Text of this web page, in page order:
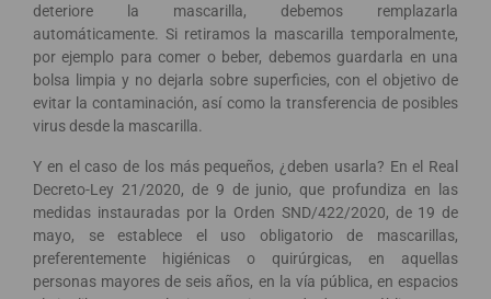
deteriore la mascarilla, debemos remplazarla
automáticamente. Si retiramos la mascarilla temporalmente,
por ejemplo para comer o beber, debemos guardarla en una
bolsa limpia y no dejarla sobre superficies, con el objetivo de
evitar la contaminación, así como la transferencia de posibles
virus desde la mascarilla.
Y en el caso de los más pequeños, ¿deben usarla? En el Real
Decreto-Ley 21/2020, de 9 de junio, que profundiza en las
medidas instauradas por la Orden SND/422/2020, de 19 de
mayo, se establece el uso obligatorio de mascarillas,
preferentemente higiénicas o quirúrgicas, en aquellas
personas mayores de seis años, en la vía pública, en espacios